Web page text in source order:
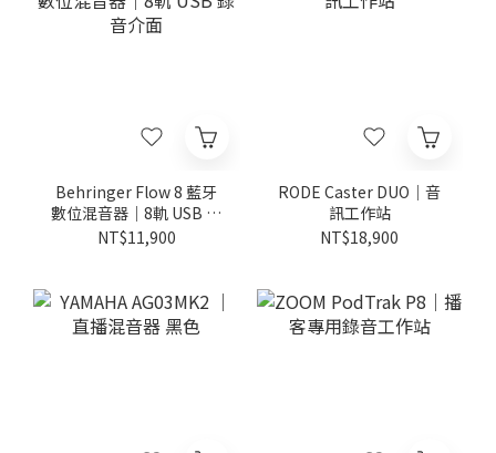
Behringer Flow 8 藍牙
數位混音器｜8軌 USB 錄
音介面
NT$11,900
RODE Caster DUO｜音
訊工作站
NT$18,900